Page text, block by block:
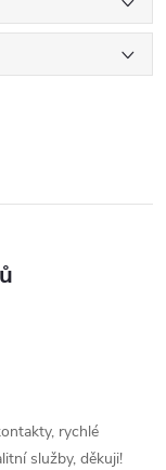
rychlé
služby, děkuji!